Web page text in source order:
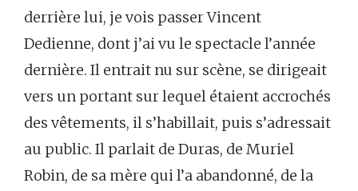
derrière lui, je vois passer Vincent
Dedienne, dont j’ai vu le spectacle l’année
dernière. Il entrait nu sur scène, se dirigeait
vers un portant sur lequel étaient accrochés
des vêtements, il s’habillait, puis s’adressait
au public. Il parlait de Duras, de Muriel
Robin, de sa mère qui l’a abandonné, de la